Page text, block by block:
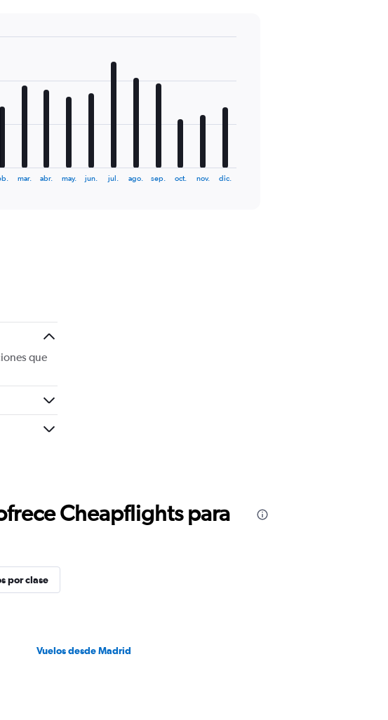
mar. abr. may. jun. jul. ago. sep. oct. nov. dic.
que
Cheapflights para
por clase
Vuelos desde Madrid